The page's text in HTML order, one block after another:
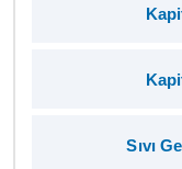
Sıvı